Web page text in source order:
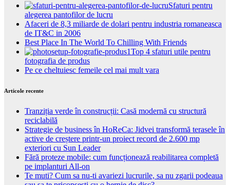
Sfaturi pentru
alegerea pantofilor de lucru
Afaceri de 8,3 miliarde de dolari pentru industria romaneasca
de IT&C in 2006
Best Place In The World To Chilling With Friends
Top 4 sfaturi utile pentru
fotografia de produs
Pe ce cheltuiesc femeile cel mai mult vara
Articole recente
Tranziția verde în construcții: Casă modernă cu structură
reciclabilă
Strategie de business în HoReCa: Jidvei transformă terasele în
active de creștere printr-un proiect record de 2.600 mp
exteriori cu Sun Leader
Fără proteze mobile: cum funcționează reabilitarea completă
pe implanturi All-on
Te muti? Cum sa nu-ti avariezi lucrurile, sa nu zgarii podeaua